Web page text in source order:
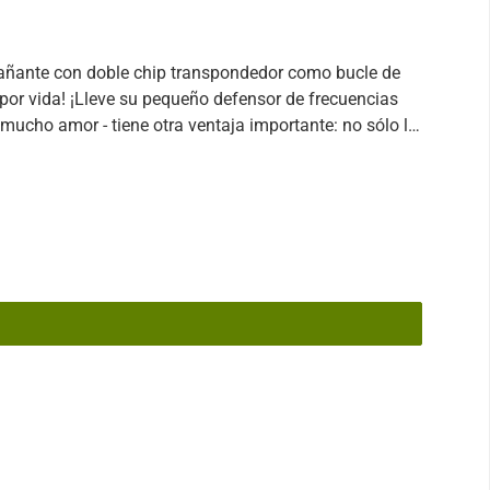
vida! ¡Lleve su pequeño defensor de frecuencias
amor - tiene otra ventaja importante: no sólo le
como la próxima red 5G, nos envía su E-
regularmente? Las diversas frecuencias de
con una antena especialmente diseñada.
red 5G), es necesario actualizar el dispositivo de
consejero o terapeuta. **Se aplican gastos de envío